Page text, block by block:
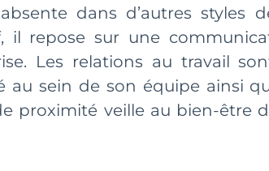
dans d’autres
il repose sur une
Les relations au travail
au sein de son équipe ainsi
proximité veille au bien-être